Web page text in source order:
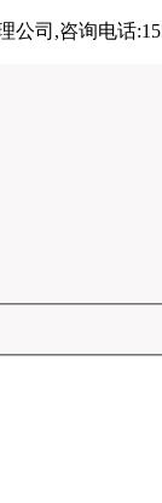
司,咨询电话